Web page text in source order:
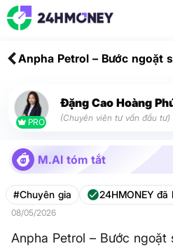
Anpha Petrol – Bước ngoặt
phá lợi nhuận quý I/2026
PRO
Đặng Cao Hoàng
(Chuyên viên tư vấn đầu tư)
M.AI tóm tắt
#Chuyên gia 24HMONEY
08/05/2026
Anpha Petrol – Bước